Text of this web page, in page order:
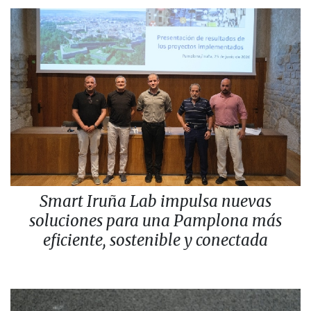
Smart Iruña Lab impulsa nuevas
soluciones para una Pamplona más
eficiente, sostenible y conectada